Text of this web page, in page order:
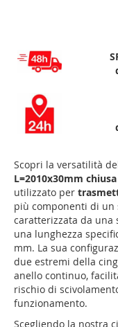
Scopri la versatilità
L=2010x30mm
utilizzato per
più componenti di un
caratterizzata da una
una lunghezza
mm. La sua
due estremi della
anello continuo,
rischio di
funzionamento.
Scegliendo la nostra